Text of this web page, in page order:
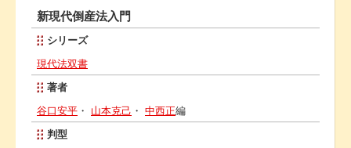
新現代倒産法入門
シリーズ
現代法双書
著者
谷口安平 ・ 山本克己 ・ 中西正編
判型